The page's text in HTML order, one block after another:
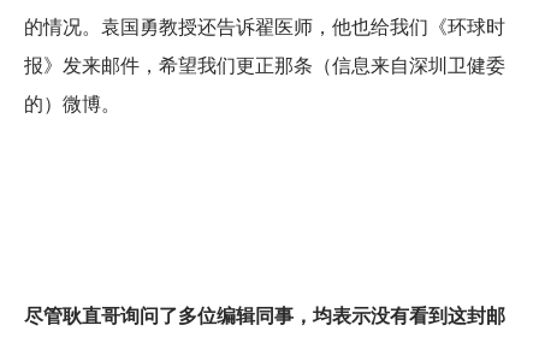
的情况。袁国勇教授还告诉翟医师，他也给我们《环球时
报》发来邮件，希望我们更正那条（信息来自深圳卫健委
的）微博。
尽管耿直哥询问了多位编辑同事，均表示没有看到这封邮